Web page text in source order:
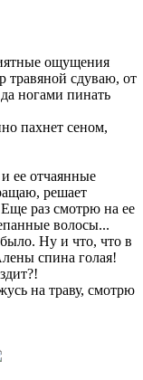
ощущения
травяной сдуваю, от
ногами пинать
пахнет сеном,
и ее отчаянные
решает
Еще раз смотрю на ее
волосы...
Ну и что, что в
спина голая!
на траву, смотрю